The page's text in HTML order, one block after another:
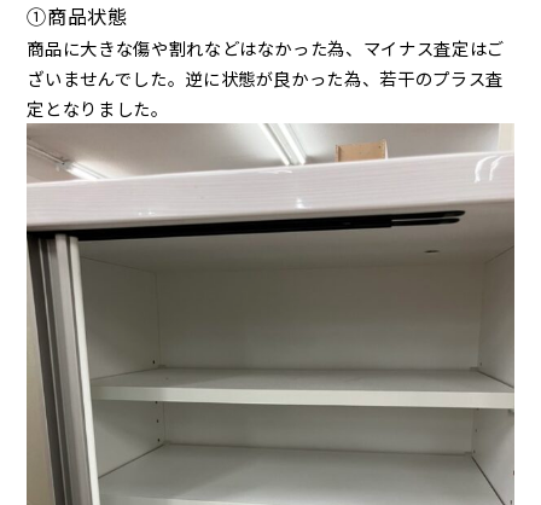
①商品状態
商品に大きな傷や割れなどはなかった為、マイナス査定はご
ざいませんでした。逆に状態が良かった為、若干のプラス査
定となりました。